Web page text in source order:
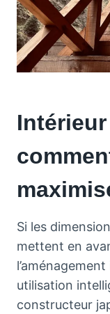
Si les
mettent en
utilisation
constructeur